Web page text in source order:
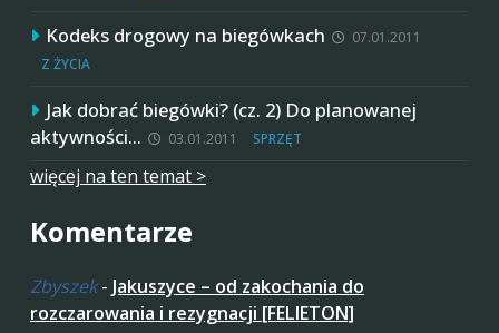
Kodeks drogowy na biegówkach
07.01.2011
Z ŻYCIA
Jak dobrać biegówki? (cz. 2) Do planowanej
aktywności…
03.01.2011 SPRZĘT
więcej na ten temat >
Komentarze
Zbyszek- Jakuszyce – od zakochania do
rozczarowania i rezygnacji [FELIETON]